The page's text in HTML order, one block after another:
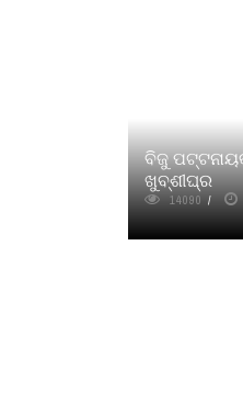
ବିଜୁ
ଖୁବ୍‌ଶୀଘ୍ର
14090